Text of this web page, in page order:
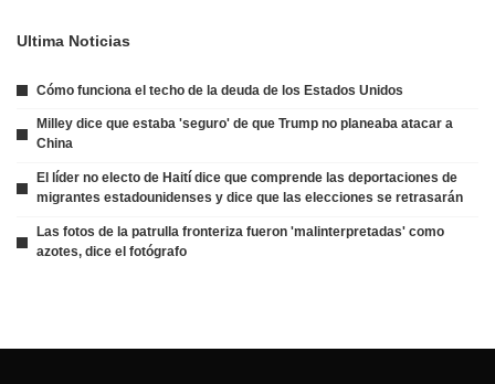
Ultima Noticias
Cómo funciona el techo de la deuda de los Estados Unidos
Milley dice que estaba 'seguro' de que Trump no planeaba atacar a
China
El líder no electo de Haití dice que comprende las deportaciones de
migrantes estadounidenses y dice que las elecciones se retrasarán
Las fotos de la patrulla fronteriza fueron 'malinterpretadas' como
azotes, dice el fotógrafo